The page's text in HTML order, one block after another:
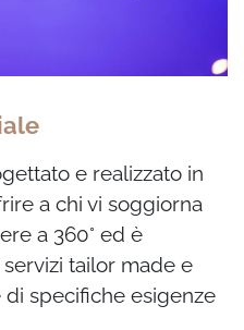
e realizzato in
a chi vi soggiorna
a 360° ed è
tailor made e
di specifiche esigenze